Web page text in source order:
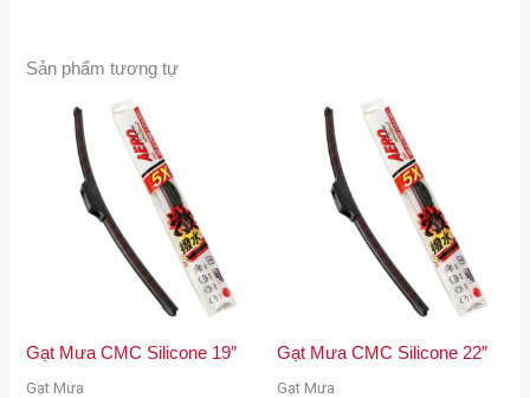
Sản phẩm tương tự
Gạt Mưa CMC Silicone 19″
Gạt Mưa
Gạt Mưa CMC Silicone 22″
Gạt Mưa